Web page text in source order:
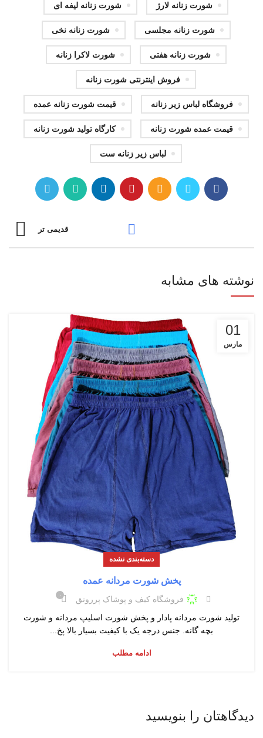
شورت زنانه لارژ شورت زنانه لیفه ای
شورت زنانه مجلسی شورت زنانه نخی
شورت زنانه هفتی شورت لاکرا زنانه
فروش اینترنتی شورت زنانه
فروشگاه لباس زير زنانه قیمت شورت زنانه عمده
قیمت عمده شورت زنانه کارگاه تولید شورت زنانه
لباس زير زنانه ست
قدیمی تر
نوشته های مشابه
01
مارس
دسته‌بندی نشده
پخش شورت مردانه عمده
فروشگاه کیف و پوشاک پررونق ۰
تولید شورت مردانه پادار و پخش شورت اسلیپ مردانه و شورت
بچه گانه. جنس درجه یک با کیفیت بسیار بالا پخ...
ادامه مطلب
دیدگاهتان را بنویسید